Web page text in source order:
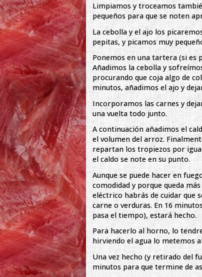
Limpiamos y troceamos
pequeños para que se noten
La cebolla y el ajo los
pepitas, y picamos muy
Ponemos en una tartera (si es
Añadimos la cebolla y
procurando que coja algo de
minutos, añadimos el ajo y
Incorporamos las carnes y
una vuelta todo junto.
A continuación añadimos el
el volumen del arroz.
repartan los tropiezos por
el caldo se note en su punto.
Aunque se puede hacer en
comodidad y porque queda
eléctrico habrás de cuidar que
carne o verduras. En 16
pasa el tiempo), estará hecho.
Para hacerlo al horno, lo
hirviendo el agua lo metemos
Una vez hecho (y retirado del
minutos para que termine de